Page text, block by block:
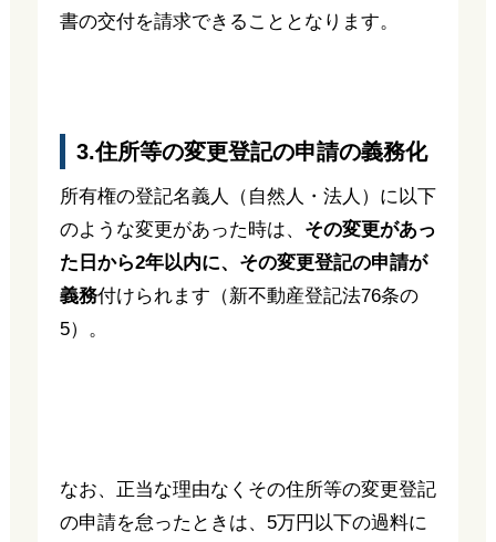
書の交付を請求できることとなります。
3.住所等の変更登記の申請の義務化
所有権の登記名義人（自然人・法人）に以下
のような変更があった時は、 その変更があっ
た日から2年以内に、その変更登記の申請が
義務付けられます（新不動産登記法76条の
5）。
なお、正当な理由なくその住所等の変更登記
の申請を怠ったときは、5万円以下の過料に